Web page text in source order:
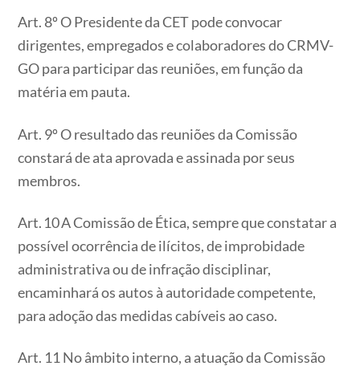
Art. 8º O Presidente da CET pode convocar
dirigentes, empregados e colaboradores do CRMV-
GO para participar das reuniões, em função da
matéria em pauta.
Art. 9º O resultado das reuniões da Comissão
constará de ata aprovada e assinada por seus
membros.
Art. 10 A Comissão de Ética, sempre que constatar a
possível ocorrência de ilícitos, de improbidade
administrativa ou de infração disciplinar,
encaminhará os autos à autoridade competente,
para adoção das medidas cabíveis ao caso.
Art. 11 No âmbito interno, a atuação da Comissão